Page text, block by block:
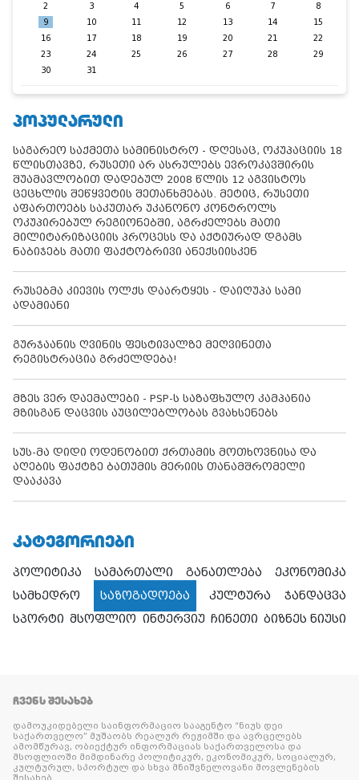
2
3 4 5 6 7
8
9
10 11 12 13 14
15
16
17 18 19 20 21
22
23
24 25 26 27 28
29
30
31
ᲞᲝᲞᲣᲚᲐᲠᲣᲚᲘ
საგარეო საქმეთა სამინისტრო - დღესაც, ოკუპაციის 18
წლისთავზე, რუსეთი არ ასრულებს ევროკავშირის
შუამავლობით დადებულ 2008 წლის 12 აგვისტოს
ცეცხლის შეწყვეტის შეთანხმებას. მეტიც, რუსეთი
აფართოებს საკუთარ უკანონო კონტროლს
ოკუპირებულ რეგიონებში, აგრძელებს მათი
მილიტარიზაციის პროცესს და აქტიურად დგამს
ნაბიჯებს მათი ფაქტობრივი ანექსიისკენ
რუსებმა კიევის ოლქს დაარტყეს - დაიღუპა სამი
ადამიანი
გურჯაანის ღვინის ფესტივალზე მეღვინეთა
რეგისტრაცია გრძელდება!
მზეს ვერ დაემალები - PSP-ს საზაფხულო კამპანია
მზისგან დაცვის აუცილებლობას გვახსენებს
სუს-მა დიდი ოდენობით ქრთამის მოთხოვნისა და
აღების ფაქტზე ბათუმის მერიის თანამშრომელი
დააკავა
ᲙᲐᲢᲔᲒᲝᲠᲘᲔᲑᲘ
პოლიტიკა სამართალი განათლება
ეკონომიკა
სამხედრო
საზოგადოება კულტურა
ჯანდაცვა
სპორტი მსოფლიო ინტერვიუ ჩინეთი ბიზნეს ნიუსი
ᲩᲕᲔᲜᲡ ᲨᲔᲡᲐᲮᲔᲑ
დამოუკიდებელი საინფორმაციო სააგენტო “ნიუს დეი
საქართველო” მუშაობს რეალურ რეჟიმში და ავრცელებს
ამომწურავ, ობიექტურ ინფორმაციას საქართველოსა და
მსოფლიოში მიმდინარე პოლიტიკურ, ეკონომიკურ, სოციალურ,
კულტურულ, სპორტულ და სხვა მნიშვნელოვანი მოვლენების
შესახებ.